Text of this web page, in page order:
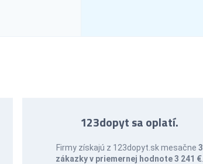
123dopyt sa oplatí.
Firmy získajú z 123dopyt.sk mesačne 3
zákazky v priemernej hodnote 3 241 €.